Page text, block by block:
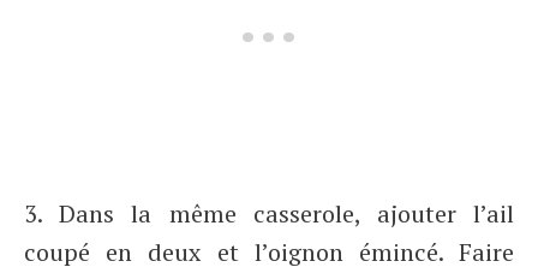
3. Dans la même casserole, ajouter l’ail
coupé en deux et l’oignon émincé. Faire